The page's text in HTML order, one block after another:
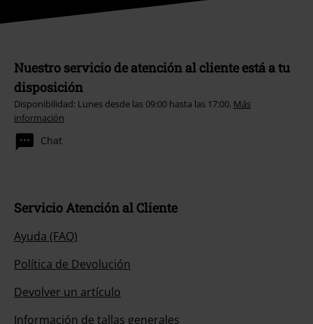
Nuestro servicio de atención al cliente está a tu
disposición
Disponibilidad: Lunes desde las 09:00 hasta las 17:00. Más
información
Chat
Servicio Atención al Cliente
Ayuda (FAQ)
Política de Devolución
Devolver un artículo
Información de tallas generales